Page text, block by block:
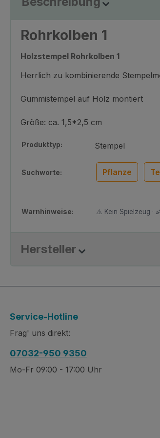
Rohrkolben 1
Holzstempel Rohrkolben 1
Herrlich zu kombinierende
Gummistempel auf Holz montiert
Größe: ca. 1,5*2,5 cm
Produkttyp: Stempel
Suchworte: Pflanze
Warnhinweise: ⚠️ Kein Spielzeug ·
Hersteller
Service-Hotline
Frag' uns direkt:
07032-950 9350
Mo-Fr 09:00 - 17:00 Uhr